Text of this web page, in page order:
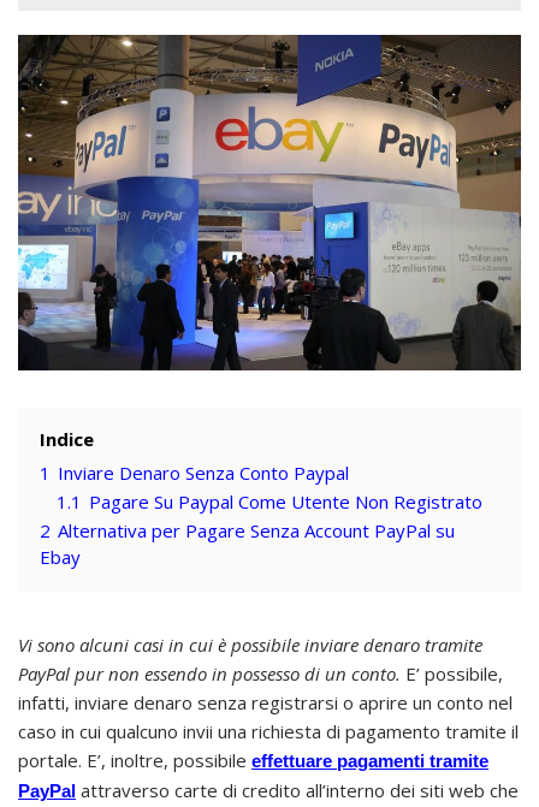
Indice
1 Inviare Denaro Senza Conto Paypal
1.1 Pagare Su Paypal Come Utente Non Registrato
2 Alternativa per Pagare Senza Account PayPal su
Ebay
Vi sono alcuni casi in cui è possibile inviare denaro tramite
PayPal pur non essendo in possesso di un conto. E’ possibile,
infatti, inviare denaro senza registrarsi o aprire un conto nel
caso in cui qualcuno invii una richiesta di pagamento tramite il
portale. E’, inoltre, possibile effettuare pagamenti tramite
PayPal attraverso carte di credito all’interno dei siti web che